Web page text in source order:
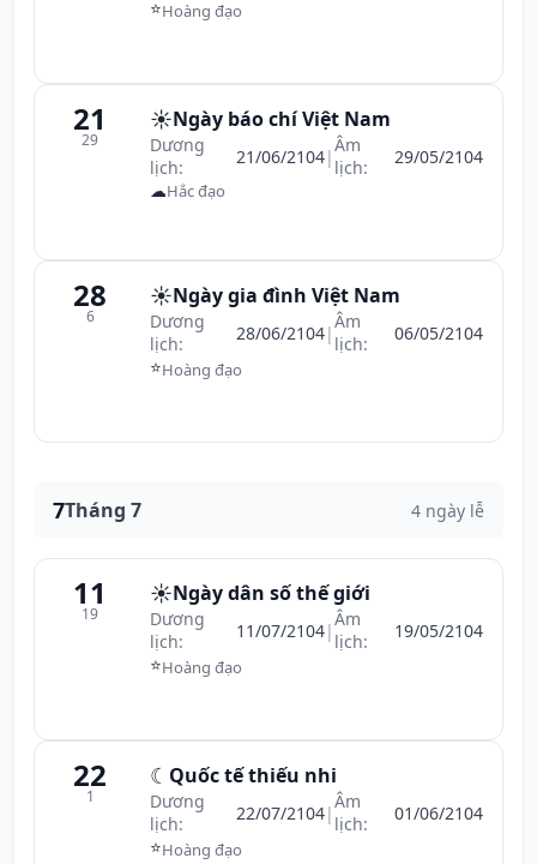
⭐Hoàng đạo
21
29
☀️Ngày báo chí Việt Nam
Dương
lịch:
21/06/2104|Âm
lịch:
29/05/2104
☁Hắc đạo
28
6
☀️Ngày gia đình Việt Nam
Dương
lịch:
28/06/2104|Âm
lịch:
06/05/2104
⭐Hoàng đạo
7Tháng 7 4 ngày lễ
11
19
☀️Ngày dân số thế giới
Dương
lịch:
11/07/2104|Âm
lịch:
19/05/2104
⭐Hoàng đạo
22
1
☾ Quốc tế thiếu nhi
Dương
lịch:
22/07/2104|Âm
lịch:
01/06/2104
⭐Hoàng đạo